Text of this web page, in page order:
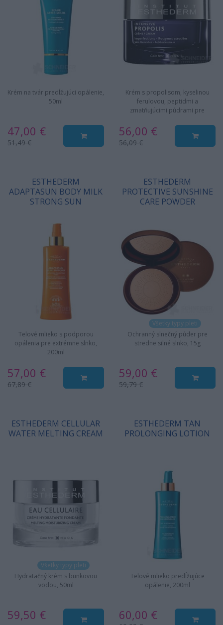
Krém na tvár predĺžujúci opálenie,
50ml
47,00 €
51,49 €
Krém s propolisom, kyselinou
ferulovou, peptidmi a
zmatňujúcimi púdrami pre
56,00 €
56,09 €
ESTHEDERM
ADAPTASUN BODY MILK
STRONG SUN
Telové mlieko s podporou
opálenia pre extrémne slnko,
200ml
57,00 €
67,89 €
ESTHEDERM
PROTECTIVE SUNSHINE
CARE POWDER
Všetky typy pleti
Ochranný slnečný púder pre
stredne silné slnko, 15g
59,00 €
59,79 €
ESTHEDERM CELLULAR
WATER MELTING CREAM
Všetky typy pleti
Hydratačný krém s bunkovou
vodou, 50ml
59,50 €
ESTHEDERM TAN
PROLONGING LOTION
Telové mlieko predĺžujúce
opálenie, 200ml
60,00 €